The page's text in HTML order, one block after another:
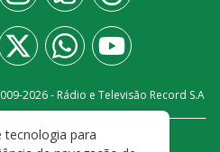
2026- Rádio e Televisão Record S.A
PRIVACIDADE
tecnologia para